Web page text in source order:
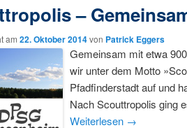
–
am 22. Oktober 2014von Patrick Eggers
Gemeinsam mit etwa
wir unter dem Motto
Pfadfinderstadt auf und
Nach Scouttropolis ging
Weiterlesen →